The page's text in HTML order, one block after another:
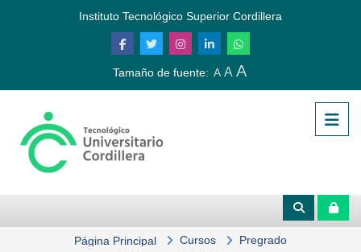
Salta al contenido principal
Instituto Tecnológico Superior Cordillera
Tamaño de fuente: A A A
Página Principal Cursos
Pregrado